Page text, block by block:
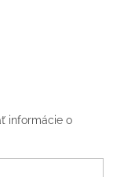
informácie o